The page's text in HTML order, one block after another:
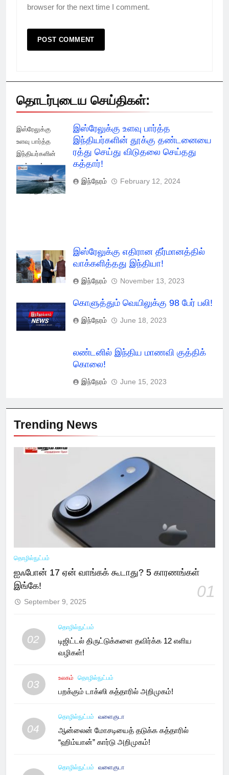
browser for the next time I comment.
தொடர்புடைய செய்திகள்:
இஸ்ரேலுக்கு
உளவு பார்த்த
இந்தியர்களின்
தூக்கு ரத்து
செய்து விடுதலை
செய்தது கத்தார்!
இஸ்ரேலுக்கு உளவு பார்த்த
இந்தியர்களின் தூக்கு தண்டனையை
ரத்து செய்து விடுதலை செய்தது
கத்தார்!
இந்நேரம் February 12, 2024
இஸ்ரேலுக்கு எதிரான தீர்மானத்தில்
வாக்களித்தது இந்தியா!
இந்நேரம் November 13, 2023
கொளுத்தும் வெயிலுக்கு 98 பேர் பலி!
இந்நேரம் June 18, 2023
லண்டனில் இந்திய மாணவி குத்திக்
கொலை!
இந்நேரம் June 15, 2023
Trending News
தொழில்நுட்பம்
ஐஃபோன் 17 ஏன் வாங்கக் கூடாது? 5 காரணங்கள்
இங்கே!
01
September 9, 2025
02
தொழில்நுட்பம்
டிஜிட்டல் திருட்டுக்களை தவிர்க்க 12 எளிய
வழிகள்!
03
உலகம் தொழில்நுட்பம்
பறக்கும் டாக்ஸி கத்தாரில் அறிமுகம்!
04
தொழில்நுட்பம் வளைகுடா
ஆன்லைன் மோசடியைத் தடுக்க கத்தாரில்
“ஹிம்யான்” கார்டு அறிமுகம்!
தொழில்நுட்பம் வளைகுடா